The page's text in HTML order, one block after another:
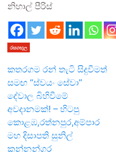
නිහාල් පීරිස්
රසගඟුල
කතරගම රන් තැටි සිදුවීමත්
සමඟ “ස්වයං සේවා”
දේවාල බිහිවීමේ
අවදානමක්! – හිටපු
කොළඹ,රත්නපුර,අම්පාර
මහ දිසාපති සුනිල්
කන්නන්ගර